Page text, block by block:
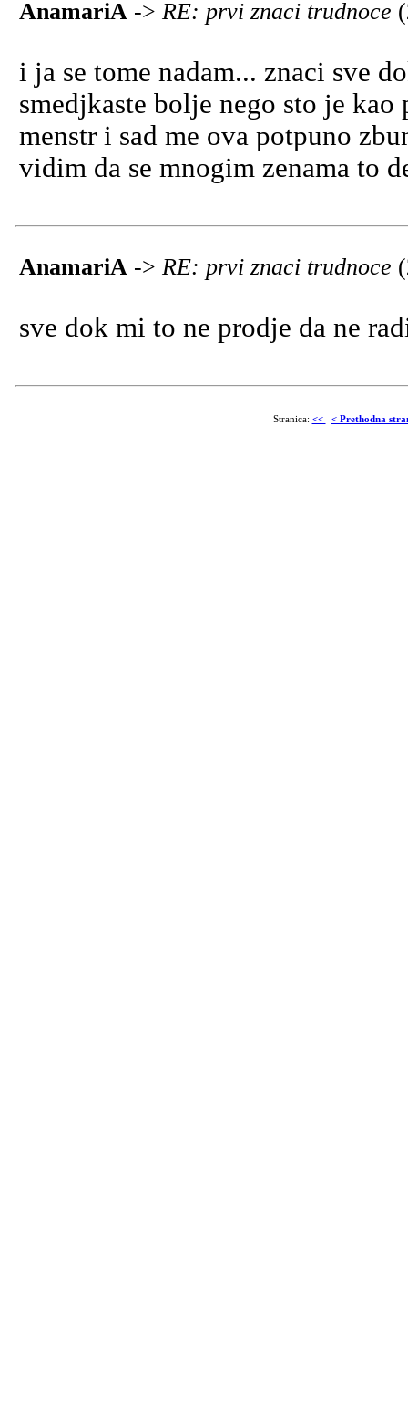
AnamariA -> RE: prvi znaci trudnoce
i ja se tome nadam... znaci sve
smedjkaste bolje nego sto je kao
menstr i sad me ova potpuno
vidim da se mnogim zenama to
AnamariA -> RE: prvi znaci trudnoce
sve dok mi to ne prodje da ne
Stranica: << < Prethodna